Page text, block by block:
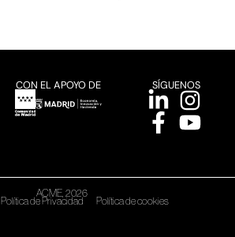
CON EL APOYO DE SÍGUENOS
ACME, 2026
Política de Privacidad Política de cookies